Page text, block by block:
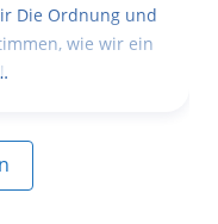
Die Ordnung und
wie wir ein